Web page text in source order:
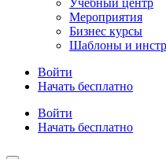
Учебный центр
Мероприятия
Бизнес курсы
Шаблоны и
Войти
Начать бесплатно
Войти
Начать бесплатно